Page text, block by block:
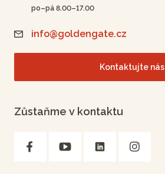
po–pá 8.00–17.00
info@goldengate.cz
Kontaktujte nás
Zůstaňme v kontaktu